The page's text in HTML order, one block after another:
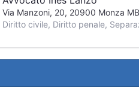
Via Manzoni, 20, 20900 Monza MB